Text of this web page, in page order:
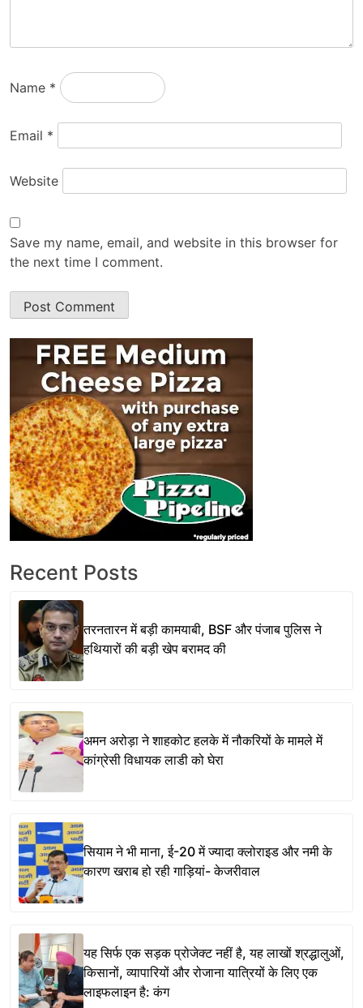
Name *
Email *
Website
Save my name, email, and website in this browser for
the next time I comment.
Recent Posts
तरनतारन में बड़ी कामयाबी, BSF और पंजाब पुलिस ने
हथियारों की बड़ी खेप बरामद की
अमन अरोड़ा ने शाहकोट हलके में नौकरियों के मामले में
कांग्रेसी विधायक लाडी को घेरा
सियाम ने भी माना, ई-20 में ज्यादा क्लोराइड और नमी के
कारण खराब हो रही गाड़ियां- केजरीवाल
यह सिर्फ एक सड़क प्रोजेक्ट नहीं है, यह लाखों श्रद्धालुओं,
किसानों, व्यापारियों और रोजाना यात्रियों के लिए एक
लाइफलाइन है: कंग